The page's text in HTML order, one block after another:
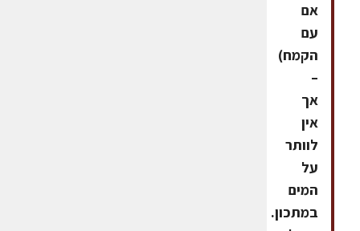
אם
עם
הקמח)
–
אך
אין
לוותר
על
המים
במתכון.